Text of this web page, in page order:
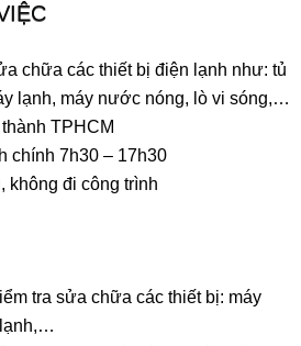
chữa các thiết bị điện lạnh như: tủ
lạnh, máy nước nóng, lò vi sóng,…
TPHCM
chính 7h30 – 17h30
không đi công trình
tra sửa chữa các thiết bị: máy
lạnh,…